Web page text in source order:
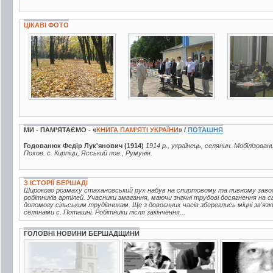
ЦІКАВІ ФОТО
9 фото 3 фото
МИ - ПАМ’ЯТАЄМО - «КНИГА ПАМ’ЯТІ УКРАЇНИ» / ПОТАШНЯ
Годованюк Федір Лук'янович (1914) 1914 р., українець, селянин.
Похов. с. Кирпіци, Ясський пов., Румунія.
З ІСТОРІЇ БЕРШАДІ
Широкого розмаху стахановський рух набув на спиртовому та пивному
робітників артілей. Учасники змагання, маючи значні трудові досягнення на
допомогу сільським трудівникам. Ще з довоєнних часів збереглись міцні
селянами с. Поташні. Робітники після закінчення...
ГОЛОВНІ НОВИНИ БЕРШАДЩИНИ